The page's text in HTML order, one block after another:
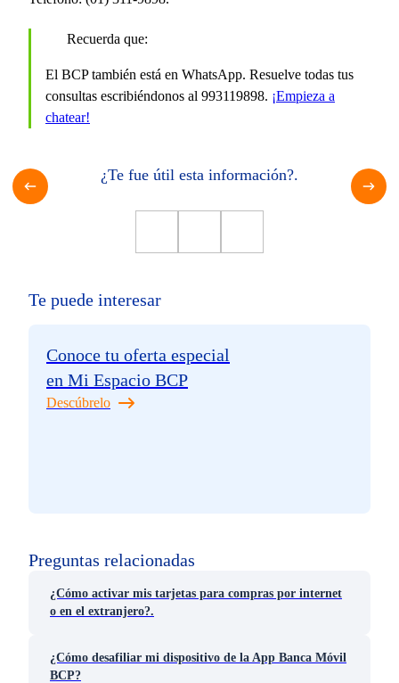
Recuerda que:
El BCP también está en WhatsApp. Resuelve todas tus
consultas escribiéndonos al 993119898. ¡Empieza a
chatear!
¿Te fue útil esta información?.
Preguntas relacionadas
¿Cómo activar mis tarjetas para compras por internet
o en el extranjero?.
¿Cómo desafiliar mi dispositivo de la App Banca Móvil
BCP?
Te puede interesar
Conoce tu oferta especial
en Mi Espacio BCP
Descúbrelo